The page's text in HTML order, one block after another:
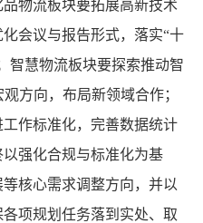
物流板块要拓展高新技术
会议与报告形式，落实“十
智慧物流板块要探索推动智
方向，布局新领域合作；
作标准化，完善数据统计
强化合规与标准化为基
核心需求调整方向，并以
项规划任务落到实处、取